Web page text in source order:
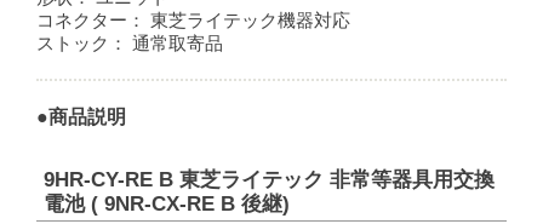
コネクター：
東芝ライテック機器対応
ストック：
通常取寄品
●商品説明
9HR-CY-RE B 東芝ライテック 非常等器具用交換
電池 ( 9NR-CX-RE B 後継)